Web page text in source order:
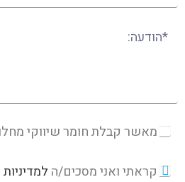
מאשר קבלת חומר שיווקי
קראתי ואני מסכים/ה